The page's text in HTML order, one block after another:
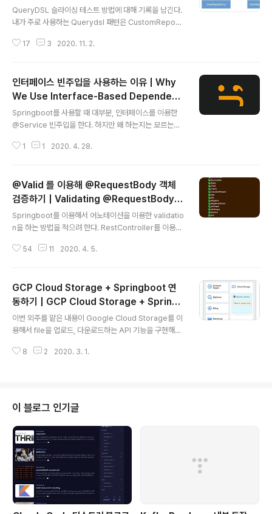
ng Test (@DataJpaTest) / Registerin
g Test Beans
QueryDSL 슬라이싱 테스트 방법에 대해 기록을 남긴다.
내가 주로 사용하는 Querydsl 패턴은 CustomReposit
pa/docs/2.1.3.RELEASE/reference/html/#reposit
@Transactional at query methods @Transactio
nal(readOnly = true) public interface UserRepos
itory extends JpaRepository { List findByLastna
me(String lastn..
17 3 2020. 11. 2.
인터페이스 빈주입을 사용하는 이유 | Why
We Use Interface-Based Dependenc
y Injection
Springboot를 사용할 때 대부분, 인터페이스를 이용한
@Service 빈주입을 한다. 하지만 왜 하는지는 모르는채
되었다.영상 : https://www.youtube.com/watch?v=
rvicepublic class MyServiceImpl implements M
yService { @Override public void doSomething
() { System.out.println("hello Im Impl Service"); }}
이렇게 서비스가 있는경우..
1 1 2020. 4. 28.
@Valid 를 이용해 @RequestBody 객체
검증하기 | Validating @RequestBody O
bjects Using @Valid
Springboot를 이용해서 어노테이션을 이용한 validatio
n을 하는 방법을 적으려 한다. RestController를 이용하
어오는 값들을 검증할 수 있는 방법을 소개한다.Jakarata
테이션을 이용한다.@Valid를 이용하면, service 단이 아
닌 객체 안에서, 들어오는 값에 대해 검증을 할 수 있다.jav
ax.validation.constraints 패키지를 보면 많은 어노테
이션들이 존재한다. @Valid를 이용한 객체 검증 시 기본적
으로 이 어노테이션을 이용한다. 사실 이름만 봐..
54 11 2020. 4. 5.
GCP Cloud Storage + Springboot 연
동하기 | GCP Cloud Storage + Spring
Boot Integration
이번 외주를 맡은 내용이 Google Cloud Storage를 이
용해서 file을 업로드, 다운로드하는 API 기능을 구현해서
법으로 Google Cloud Console, Cloud SDK를 이용
란?Google Cloud에 객체를 저장하는 서비스이다. 이때
객체는 모든 형식의 파일을 의미하며, 버킷이라는 컨테이
너에 객체를 저장한다.모든 버킷은 프로젝트와 연결되어있
으며, 프로젝트의 권한 지정을 통해 원하는 사용자가 stor
age안 ..
8 2 2020. 3. 1.
이 블로그 인기글